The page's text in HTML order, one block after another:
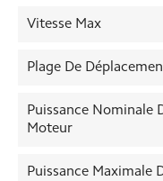
Vitesse Max
Plage De
Puissance Nominale
Moteur
Puissance Maximale